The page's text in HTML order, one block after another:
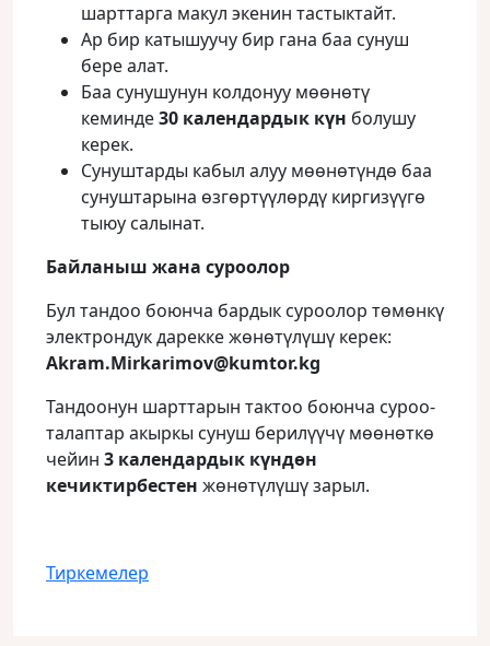
шарттарга макул экенин тастыктайт.
Ар бир катышуучу бир гана баа сунуш
бере алат.
Баа сунушунун колдонуу мөөнөтү
кеминде30 календардык күн болушу
керек.
Сунуштарды кабыл алуу мөөнөтүндө баа
сунуштарына өзгөртүүлөрдү киргизүүгө
тыюу салынат.
Байланыш жана суроолор
Бул тандоо боюнча бардык суроолор төмөнкү
электрондук дарекке жөнөтүлүшү керек:
Akram.Mirkarimov@kumtor.kg
Тандоонун шарттарын тактоо боюнча суроо-
талаптар акыркы сунуш берилүүчү мөөнөткө
чейин 3 календардык күндөн
кечиктирбестен жөнөтүлүшү зарыл.
Тиркемелер